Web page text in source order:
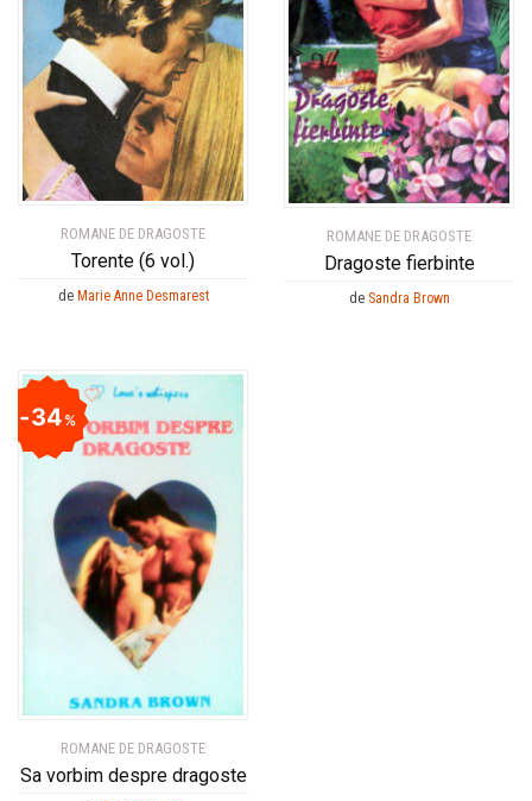
ROMANE DE DRAGOSTE
Torente (6 vol.)
de Marie Anne Desmarest
ROMANE DE DRAGOSTE
Dragoste fierbinte
de Sandra Brown
ROMANE DE DRAGOSTE
Sa vorbim despre dragoste
34%